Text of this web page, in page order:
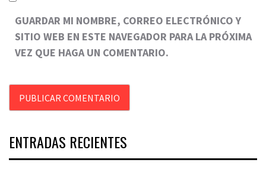
GUARDAR MI NOMBRE, CORREO ELECTRÓNICO Y
SITIO WEB EN ESTE NAVEGADOR PARA LA PRÓXIMA
VEZ QUE HAGA UN COMENTARIO.
ENTRADAS RECIENTES